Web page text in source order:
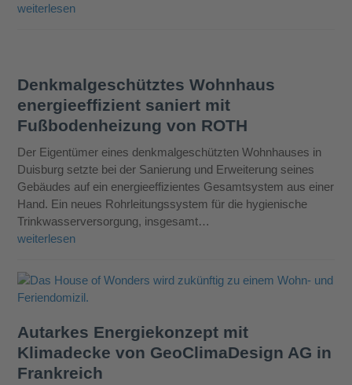
weiterlesen
Denkmalgeschütztes Wohnhaus
energieeffizient saniert mit
Fußbodenheizung von ROTH
Der Eigentümer eines denkmalgeschützten Wohnhauses in
Duisburg setzte bei der Sanierung und Erweiterung seines
Gebäudes auf ein energieeffizientes Gesamtsystem aus einer
Hand. Ein neues Rohrleitungssystem für die hygienische
Trinkwasserversorgung, insgesamt…
weiterlesen
Autarkes Energiekonzept mit
Klimadecke von GeoClimaDesign AG in
Frankreich